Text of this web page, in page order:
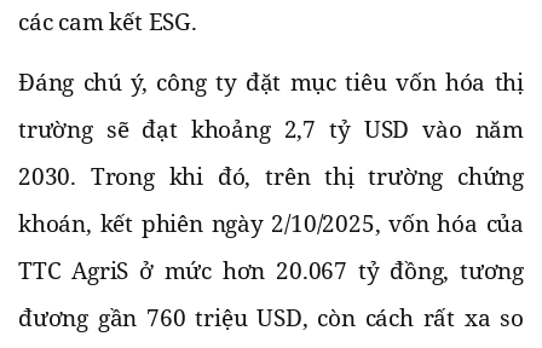
các cam kết ESG.
Đáng chú ý, công ty đặt mục tiêu vốn hóa thị
trường sẽ đạt khoảng 2,7 tỷ USD vào năm
2030. Trong khi đó, trên thị trường chứng
khoán, kết phiên ngày 2/10/2025, vốn hóa của
TTC AgriS ở mức hơn 20.067 tỷ đồng, tương
đương gần 760 triệu USD, còn cách rất xa so